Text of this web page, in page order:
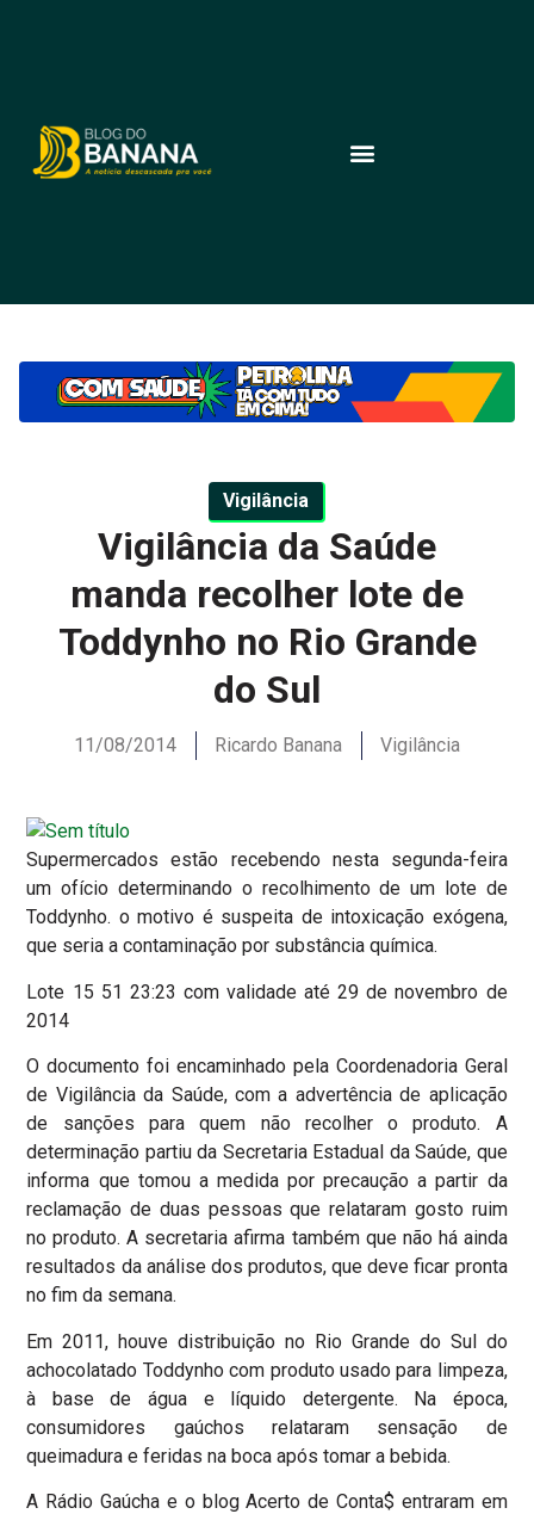
Vigilância
Vigilância da Saúde
manda recolher lote de
Toddynho no Rio Grande
do Sul
11/08/2014 Ricardo Banana Vigilância
Supermercados estão recebendo nesta segunda-feira
um ofício determinando o recolhimento de um lote de
Toddynho. o motivo é suspeita de intoxicação exógena,
que seria a contaminação por substância química.
Lote 15 51 23:23 com validade até 29 de novembro de
2014
O documento foi encaminhado pela Coordenadoria Geral
de Vigilância da Saúde, com a advertência de aplicação
de sanções para quem não recolher o produto. A
determinação partiu da Secretaria Estadual da Saúde, que
informa que tomou a medida por precaução a partir da
reclamação de duas pessoas que relataram gosto ruim
no produto. A secretaria afirma também que não há ainda
resultados da análise dos produtos, que deve ficar pronta
no fim da semana.
Em 2011, houve distribuição no Rio Grande do Sul do
achocolatado Toddynho com produto usado para limpeza,
à base de água e líquido detergente. Na época,
consumidores gaúchos relataram sensação de
queimadura e feridas na boca após tomar a bebida.
A Rádio Gaúcha e o blog Acerto de Conta$ entraram em